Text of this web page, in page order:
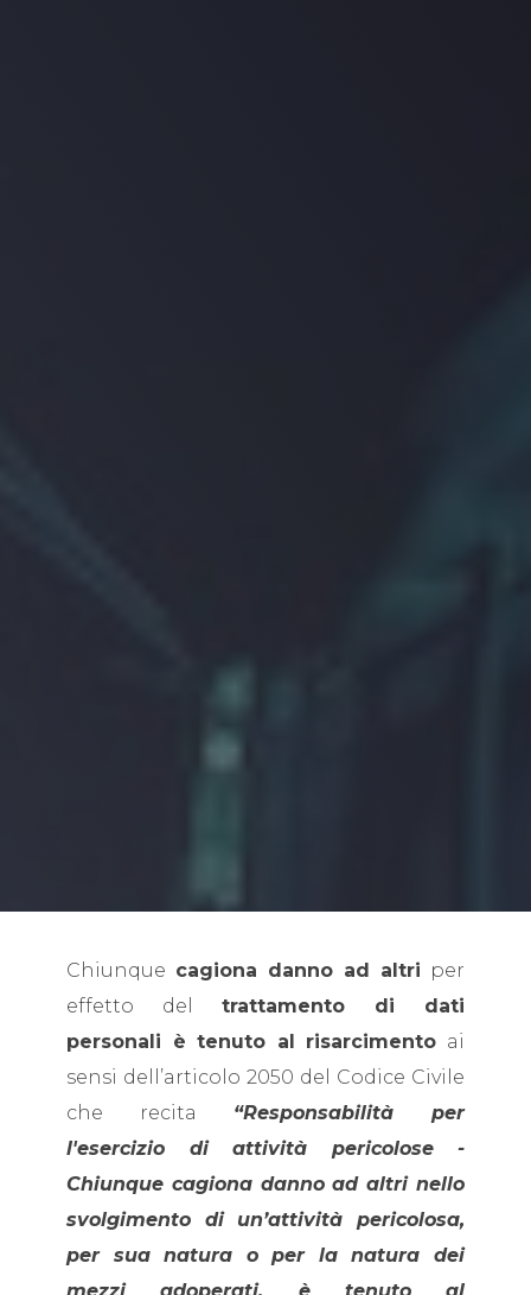
Chiunque cagiona danno ad altri per
effetto del trattamento di dati
personali è tenuto al risarcimento ai
sensi dell’articolo 2050 del Codice Civile
che recita “Responsabilità per
l'esercizio di attività pericolose -
Chiunque cagiona danno ad altri nello
svolgimento di un’attività pericolosa,
per sua natura o per la natura dei